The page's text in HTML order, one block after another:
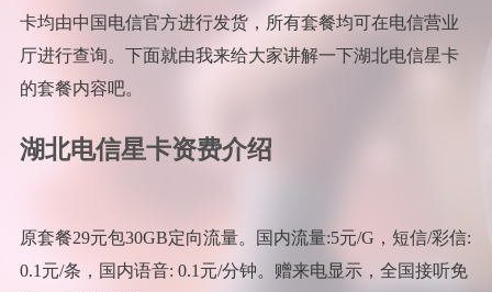
卡均由中国电信官方进行发货，所有套餐均可在电信营业
厅进行查询。下面就由我来给大家讲解一下湖北电信星卡
的套餐内容吧。
湖北电信星卡资费介绍
原套餐29元包30GB定向流量。国内流量:5元/G，短信/彩信:
0.1元/条，国内语音: 0.1元/分钟。赠来电显示，全国接听免